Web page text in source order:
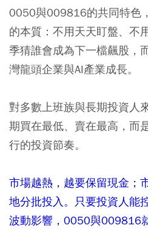
0050與009816的共同特色
的本質：不用天天盯盤、不
季猜誰會成為下一檔飆股，
灣龍頭企業與AI產業成長。
對多數上班族與長期投資人
期買在最低、賣在最高，而
行的投資節奏。
市場越熱，越要保留現金；
地分批投入。只要投資人能
波動影響，0050與009816